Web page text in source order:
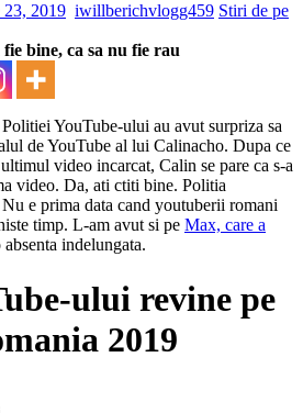
23, 2019 iwillberichvlogg459 Stiri de pe
bine, ca sa nu fie rau
YouTube-ului au avut surpriza sa
de YouTube al lui Calinacho. Dupa ce
video incarcat, Calin se pare ca s-a
video. Da, ati ctiti bine. Politia
e prima data cand youtuberii romani
timp. L-am avut si pe Max, care a
absenta indelungata.
ului revine pe
2019